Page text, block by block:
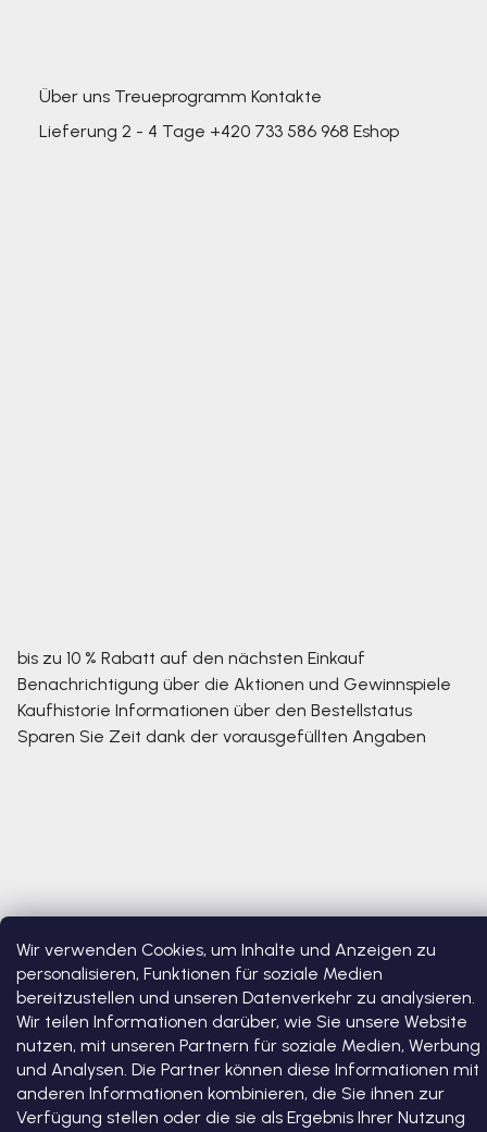
Wir verwenden Cookies, um Inhalte und Anzeigen zu
personalisieren, Funktionen für soziale Medien
bereitzustellen und unseren Datenverkehr zu analysieren.
Wir teilen Informationen darüber, wie Sie unsere Website
nutzen, mit unseren Partnern für soziale Medien, Werbung
und Analysen. Die Partner können diese Informationen mit
anderen Informationen kombinieren, die Sie ihnen zur
Verfügung stellen oder die sie als Ergebnis Ihrer Nutzung
Über uns Treueprogramm Kontakte
Lieferung 2 - 4 Tage +420 733 586 968 Eshop
bis zu 10 % Rabatt auf den nächsten Einkauf
Benachrichtigung über die Aktionen und Gewinnspiele
Kaufhistorie Informationen über den Bestellstatus
Sparen Sie Zeit dank der vorausgefüllten Angaben
Erstellt von Shoptet Premium
Copyright 2026Bosono. Alle Rechte vorbehalten.Cookie-
Einstellungen ändern